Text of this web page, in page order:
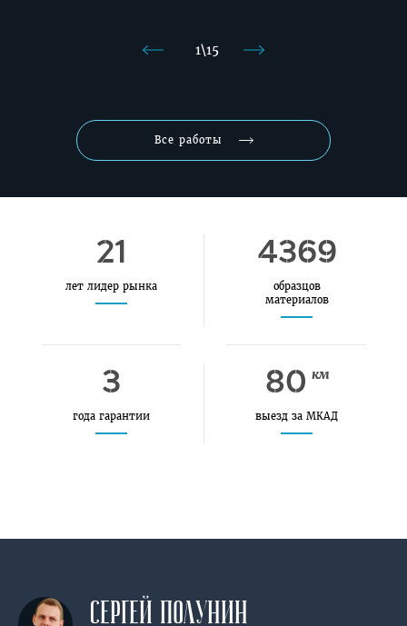
Назад 1\15 Вперед
Все работы
21
лет лидер рынка
4369
образцов
материалов
3
года гарантии
80 км
выезд за МКАД
СЕРГЕЙ ПОЛУНИН